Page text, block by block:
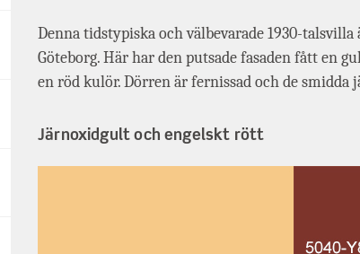
Denna tidstypiska och välbevarade 1930-
Göteborg. Här har den putsade fasaden fått en
en röd kulör. Dörren är fernissad och de smidda
Järnoxidgult och engelskt rött